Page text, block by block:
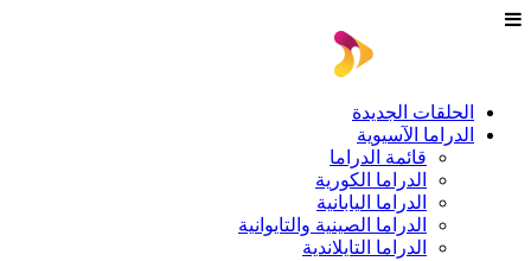
الحلقات الجديدة
الدراما الآسيوية
قائمة الدراما
الدراما الكورية
الدراما اليابانية
الدراما الصينية والتايوانية
الدراما التايلاندية